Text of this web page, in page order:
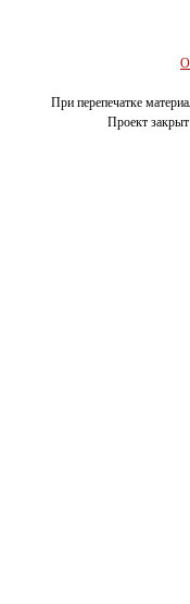
О
При перепечатке
Проект закрыт